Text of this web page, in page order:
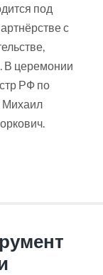
под
с
В церемонии
РФ по
Михаил